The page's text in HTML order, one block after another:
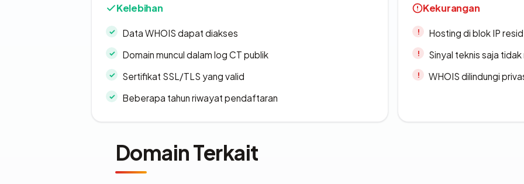
Kelebihan
Data WHOIS dapat diakses
Domain muncul dalam log CT publik
Sertifikat SSL/TLS yang valid
Beberapa tahun riwayat pendaftaran
Kekurangan
Hosting di blok IP
Sinyal teknis saja
WHOIS dilindungi
Domain Terkait